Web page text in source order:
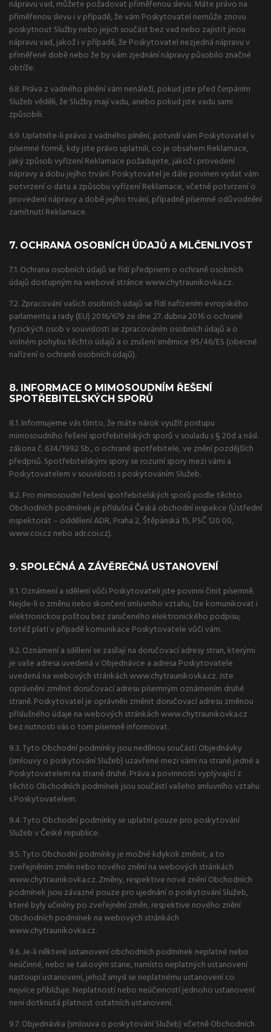
nápravu vad, můžete požadovat přiměřenou slevu. Máte právo na
přiměřenou slevu i v případě, že vám Poskytovatel nemůže znovu
poskytnout Služby nebo jejich součást bez vad nebo zajistit jinou
nápravu vad, jakož i v případě, že Poskytovatel nezjedná nápravu v
přiměřené době nebo že by vám zjednání nápravy působilo značné
obtíže.
6.8. Práva z vadného plnění vám nenáleží, pokud jste před čerpáním
Služeb věděli, že Služby mají vadu, anebo pokud jste vadu sami
způsobili.
6.9. Uplatníte-li právo z vadného plnění, potvrdí vám Poskytovatel v
písemné formě, kdy jste právo uplatnili, co je obsahem Reklamace,
jaký způsob vyřízení Reklamace požadujete, jakož i provedení
nápravy a dobu jejího trvání. Poskytovatel je dále povinen vydat vám
potvrzení o datu a způsobu vyřízení Reklamace, včetně potvrzení o
provedení nápravy a době jejího trvání, případně písemné odůvodnění
zamítnutí Reklamace.
7. OCHRANA OSOBNÍCH ÚDAJŮ A MLČENLIVOST
7.1. Ochrana osobních údajů se řídí předpisem o ochraně osobních
údajů dostupným na webové stránce www.chytraunikovka.cz.
7.2. Zpracování vašich osobních údajů se řídí nařízením evropského
parlamentu a rady (EU) 2016/679 ze dne 27. dubna 2016 o ochraně
fyzických osob v souvislosti se zpracováním osobních údajů a o
volném pohybu těchto údajů a o zrušení směrnice 95/46/ES (obecné
nařízení o ochraně osobních údajů).
8. INFORMACE O MIMOSOUDNÍM ŘEŠENÍ
SPOTŘEBITELSKÝCH SPORŮ
8.1. Informujeme vás tímto, že máte nárok využít postupu
mimosoudního řešení spotřebitelských sporů v souladu s § 20d a násl.
zákona č. 634/1992 Sb., o ochraně spotřebitele, ve znění pozdějších
předpisů. Spotřebitelskými spory se rozumí spory mezi vámi a
Poskytovatelem v souvislosti s poskytováním Služeb.
8.2. Pro mimosoudní řešení spotřebitelských sporů podle těchto
Obchodních podmínek je příslušná Česká obchodní inspekce (Ústřední
inspektorát – oddělení ADR, Praha 2, Štěpánská 15, PSČ 120 00,
www.coi.cz nebo adr.coi.cz).
9. SPOLEČNÁ A ZÁVĚREČNÁ USTANOVENÍ
9.1. Oznámení a sdělení vůči Poskytovateli jste povinni činit písemně.
Nejde-li o změnu nebo skončení smluvního vztahu, lze komunikovat i
elektronickou poštou bez zaručeného elektronického podpisu;
totéž platí v případě komunikace Poskytovatele vůči vám.
9.2. Oznámení a sdělení se zasílají na doručovací adresy stran, kterými
je vaše adresa uvedená v Objednávce a adresa Poskytovatele
uvedená na webových stránkách www.chytraunikovka.cz. Jste
oprávněni změnit doručovací adresu písemným oznámením druhé
straně. Poskytovatel je oprávněn změnit doručovací adresu změnou
příslušného údaje na webových stránkách www.chytraunikovka.cz
bez nutnosti vás o tom písemně informovat.
9.3. Tyto Obchodní podmínky jsou nedílnou součástí Objednávky
(smlouvy o poskytování Služeb) uzavřené mezi vámi na straně jedné a
Poskytovatelem na straně druhé. Práva a povinnosti vyplývající z
těchto Obchodních podmínek jsou součástí vašeho smluvního vztahu
s Poskytovatelem.
9.4. Tyto Obchodní podmínky se uplatní pouze pro poskytování
Služeb v České republice.
9.5. Tyto Obchodní podmínky je možné kdykoli změnit, a to
zveřejněním změn nebo nového znění na webových stránkách
www.chytraunikovka.cz. Změny, respektive nové znění Obchodních
podmínek jsou závazné pouze pro ujednání o poskytování Služeb,
které byly učiněny po zveřejnění změn, respektive nového znění
Obchodních podmínek na webových stránkách
www.chytraunikovka.cz.
9.6. Je-li některé ustanovení obchodních podmínek neplatné nebo
neúčinné, nebo se takovým stane, namísto neplatných ustanovení
nastoupí ustanovení, jehož smysl se neplatnému ustanovení co
nejvíce přibližuje. Neplatností nebo neúčinností jednoho ustanovení
není dotknutá platnost ostatních ustanovení.
9.7. Objednávka (smlouva o poskytování Služeb) včetně Obchodních